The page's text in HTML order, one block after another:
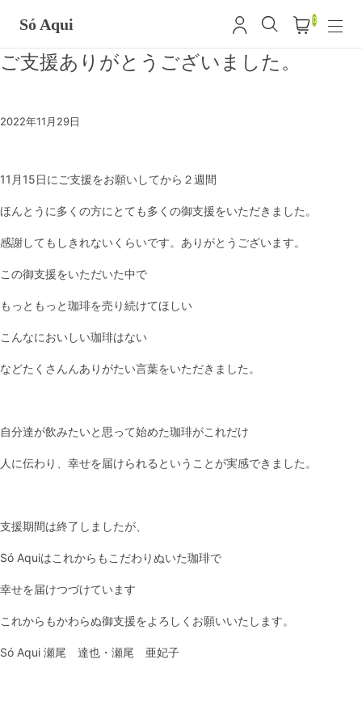
Só Aqui 0
ご支援ありがとうございました。
2022年11月29日
11月15日にご支援をお願いしてから２週間
ほんとうに多くの方にとても多くの御支援をいただきました。
感謝してもしきれないくらいです。ありがとうございます。
この御支援をいただいた中で
もっともっと珈琲を売り続けてほしい
こんなにおいしい珈琲はない
などたくさんんありがたい言葉をいただきました。
自分達が飲みたいと思って始めた珈琲がこれだけ
人に伝わり、幸せを届けられるということが実感できました。
支援期間は終了しましたが、
Só Aquiはこれからもこだわりぬいた珈琲で
幸せを届けつづけています
これからもかわらぬ御支援をよろしくお願いいたします。
Só Aqui 瀬尾 達也・瀬尾 亜妃子